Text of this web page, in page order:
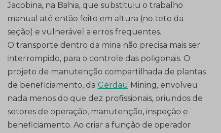
Jacobina, na Bahia, que substituiu o trabalho
manual até então feito em altura (no teto da
seção) e vulnerável a erros frequentes.
O transporte dentro da mina não precisa mais ser
interrompido, para o controle das poligonais. O
projeto de manutenção compartilhada de plantas
de beneficiamento, da Gerdau Mining, envolveu
nada menos do que dez profissionais, oriundos de
setores de operação, manutenção, inspeção e
beneficiamento. Ao criar a função de operador